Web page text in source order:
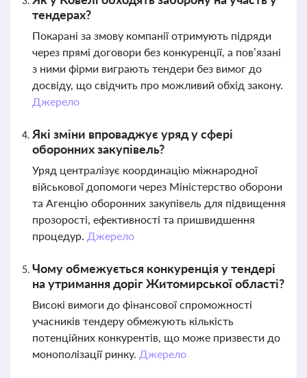
тендерах?
Покарані за змову компанії отримують підряди
через прямі договори без конкуренції, а пов’язані
з ними фірми виграють тендери без вимог до
досвіду, що свідчить про можливий обхід закону.
Джерело
Які зміни впроваджує уряд у сфері
оборонних закупівель?
Уряд централізує координацію міжнародної
військової допомоги через Міністерство оборони
та Агенцію оборонних закупівель для підвищення
прозорості, ефективності та пришвидшення
процедур. Джерело
Чому обмежується конкуренція у тендері
на утримання доріг Житомирської області?
Високі вимоги до фінансової спроможності
учасників тендеру обмежують кількість
потенційних конкурентів, що може призвести до
монополізації ринку. Джерело